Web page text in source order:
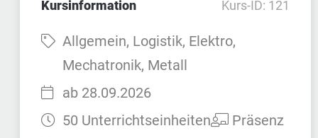
Kursinformation Kurs-ID: 121
Fach:Allgemein, Logistik, Elektro,
Mechatronik, Metall
Startzeit:
ab 28.09.2026
Dauer:50 UnterrichtseinheitenTeilnahmeart:
Präsenz